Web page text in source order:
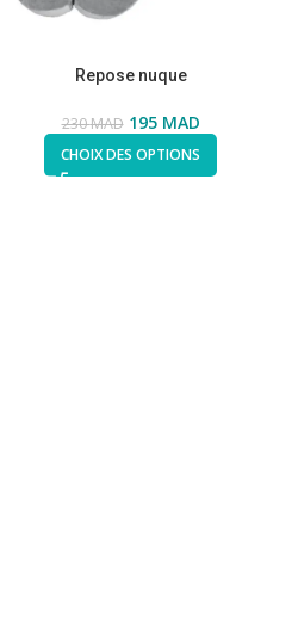
Repose nuque
230MAD 195 MAD
CHOIX DES OPTIONS